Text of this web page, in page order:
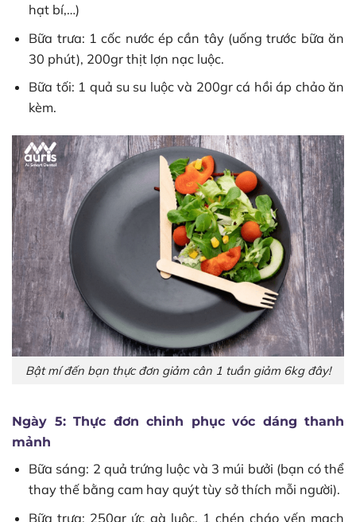
hạt bí,…)
Bữa trưa: 1 cốc nước ép cần tây (uống trước bữa ăn
30 phút), 200gr thịt lợn nạc luộc.
Bữa tối: 1 quả su su luộc và 200gr cá hồi áp chảo ăn
kèm.
Bật mí đến bạn thực đơn giảm cân 1 tuần giảm 6kg đây!
Ngày 5: Thực đơn chinh phục vóc dáng thanh
mảnh
Bữa sáng: 2 quả trứng luộc và 3 múi bưởi (bạn có thể
thay thế bằng cam hay quýt tùy sở thích mỗi người).
Bữa trưa: 250gr ức gà luộc, 1 chén cháo yến mạch